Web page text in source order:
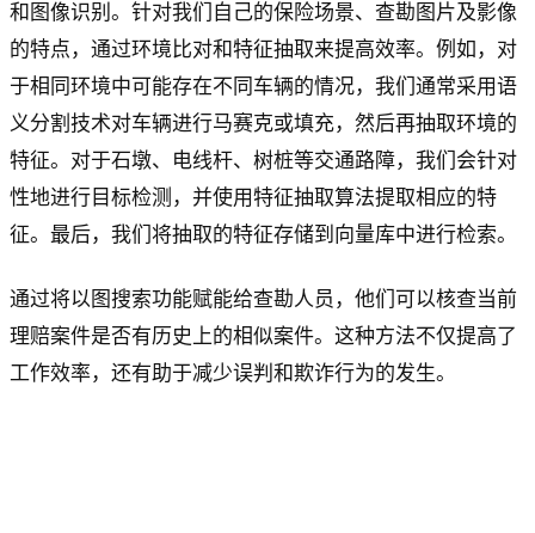
和图像识别。针对我们自己的保险场景、查勘图片及影像
的特点，通过环境比对和特征抽取来提高效率。例如，对
于相同环境中可能存在不同车辆的情况，我们通常采用语
义分割技术对车辆进行马赛克或填充，然后再抽取环境的
特征。对于石墩、电线杆、树桩等交通路障，我们会针对
性地进行目标检测，并使用特征抽取算法提取相应的特
征。最后，我们将抽取的特征存储到向量库中进行检索。
通过将以图搜索功能赋能给查勘人员，他们可以核查当前
理赔案件是否有历史上的相似案件。这种方法不仅提高了
工作效率，还有助于减少误判和欺诈行为的发生。